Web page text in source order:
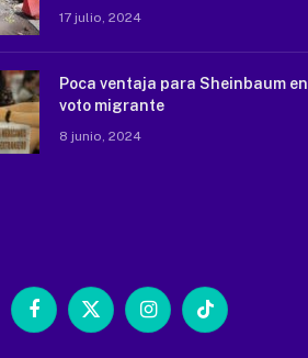
17 julio, 2024
Poca ventaja para Sheinbaum en
voto migrante
8 junio, 2024
Facebook
X
InstagramTikTok